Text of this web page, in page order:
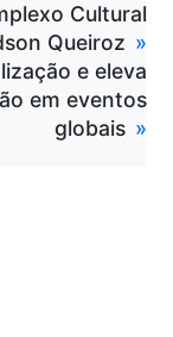
Cultural
Queiroz
e eleva
em eventos
globais